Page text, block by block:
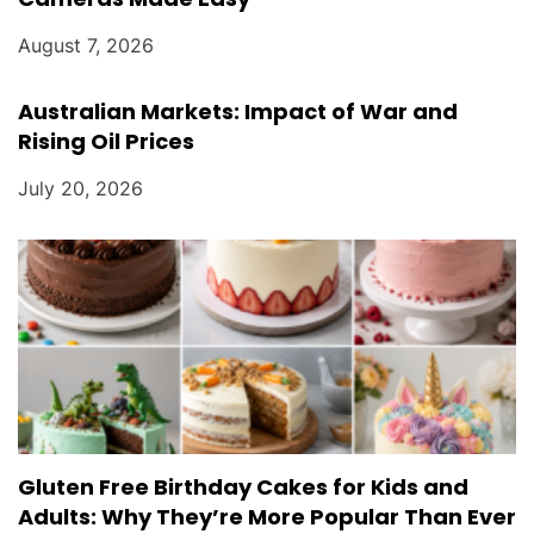
August 7, 2026
Australian Markets: Impact of War and
Rising Oil Prices
July 20, 2026
Gluten Free Birthday Cakes for Kids and
Adults: Why They’re More Popular Than Ever